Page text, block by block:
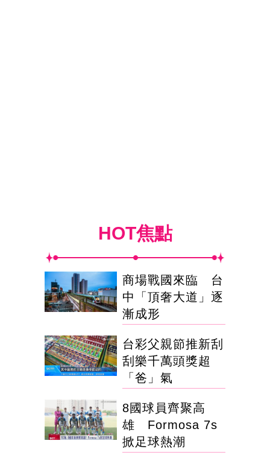
HOT焦點
商場戰國來臨 台
中「頂奢大道」逐
漸成形
台彩父親節推新刮
刮樂千萬頭獎超
「爸」氣
8國球員齊聚高
雄 Formosa 7s
掀足球熱潮